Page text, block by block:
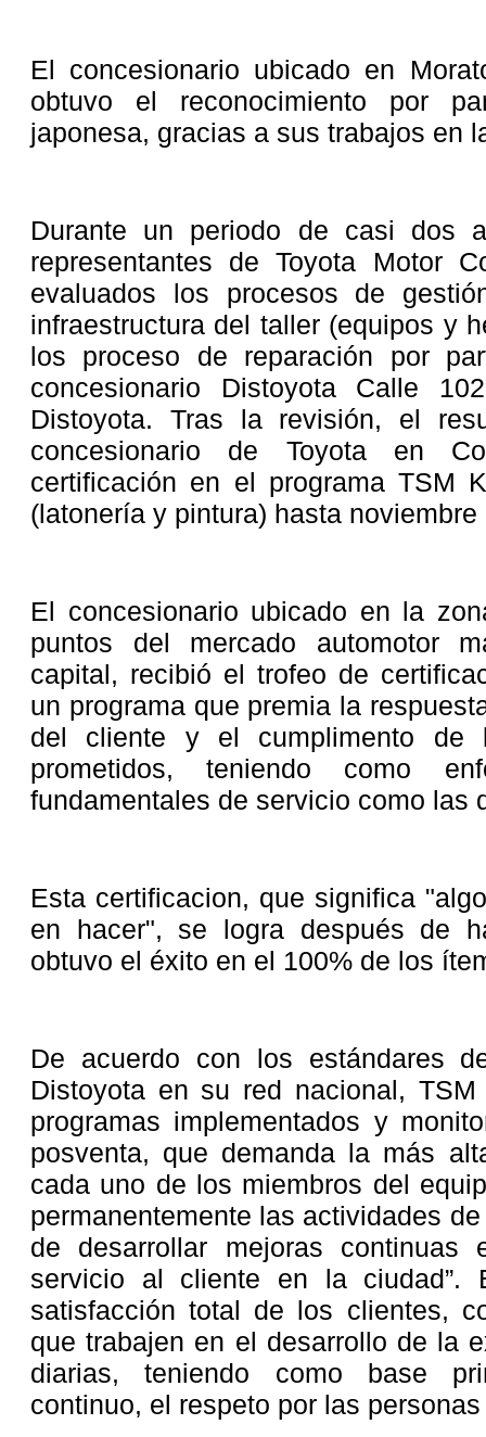
El concesionario ubicado en
obtuvo el reconocimiento por
japonesa, gracias a sus trabajos en
Durante un periodo de casi dos
representantes de Toyota Motor
evaluados los procesos de
infraestructura del taller (equipos y
los proceso de reparación por
concesionario Distoyota Calle
Distoyota. Tras la revisión, el
concesionario de Toyota en
certificación en el programa TSM
(latonería y pintura) hasta noviembre
El concesionario ubicado en la
puntos del mercado automotor
capital, recibió el trofeo de
un programa que premia la
del cliente y el cumplimento de
prometidos, teniendo como
fundamentales de servicio como las
Esta certificacion, que significa
en hacer", se logra después de
obtuvo el éxito en el 100% de los
De acuerdo con los estándares
Distoyota en su red nacional,
programas implementados y
posventa, que demanda la más
cada uno de los miembros del
permanentemente las actividades
de desarrollar mejoras continuas
servicio al cliente en la ciudad”.
satisfacción total de los clientes,
que trabajen en el desarrollo de la
diarias, teniendo como base
continuo, el respeto por las